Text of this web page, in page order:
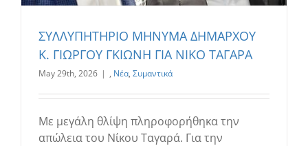
ΣΥΛΛΥΠΗΤΗΡΙΟ ΜΗΝΥΜΑ ΔΗΜΑΡΧΟΥ
Κ. ΓΙΩΡΓΟΥ ΓΚΙΩΝΗ ΓΙΑ ΝΙΚΟ ΤΑΓΑΡΑ
May 29th, 2026 | , Νέα, Συμαντικά
Με μεγάλη θλίψη πληροφορήθηκα την
απώλεια του Νίκου Ταγαρά. Για την